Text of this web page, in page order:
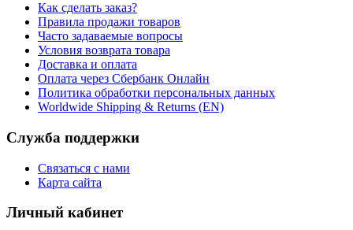
Как сделать заказ?
Правила продажи товаров
Часто задаваемые вопросы
Условия возврата товара
Доставка и оплата
Оплата через Сбербанк Онлайн
Политика обработки персональных данных
Worldwide Shipping & Returns (EN)
Служба поддержки
Связаться с нами
Карта сайта
Личный кабинет